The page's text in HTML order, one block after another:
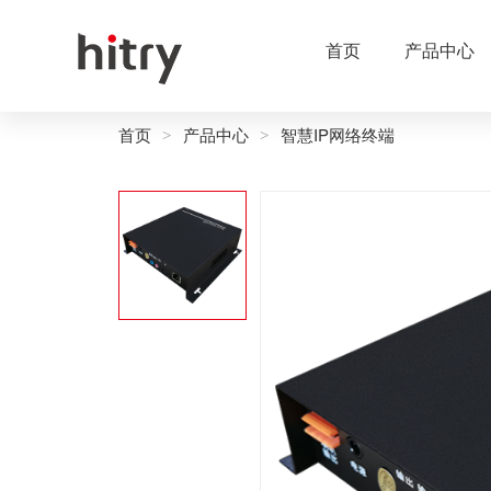
首页 产品中心
首页 > 产品中心 > 智慧IP网络终端